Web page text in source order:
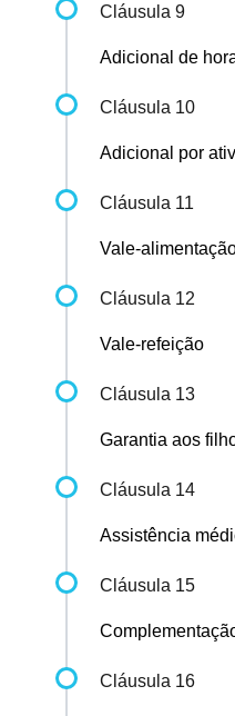
Cláusula 9
Adicional de
Cláusula 10
Adicional por
Cláusula 11
Vale-
Cláusula 12
Vale-refeição
Cláusula 13
Garantia aos
Cláusula 14
Assistência
Cláusula 15
Cláusula 16